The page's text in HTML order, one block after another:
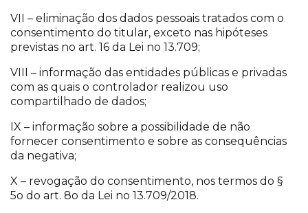
VII – eliminação dos dados pessoais tratados com o
consentimento do titular, exceto nas hipóteses
previstas no art. 16 da Lei no 13.709;
VIII – informação das entidades públicas e privadas
com as quais o controlador realizou uso
compartilhado de dados;
IX – informação sobre a possibilidade de não
fornecer consentimento e sobre as consequências
da negativa;
X – revogação do consentimento, nos termos do §
5o do art. 8o da Lei no 13.709/2018.